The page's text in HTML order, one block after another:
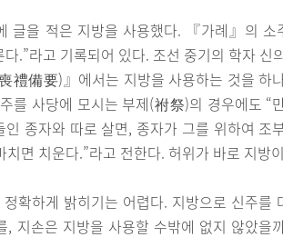
글을 적은 지방을 사용했다. 『가례』의 소
.”라고 기록되어 있다. 조선 중기의 학자 신
禮備要)』에서는 지방을 사용하는 것을 하
를 사당에 모시는 부제(祔祭)의 경우에도 “
종자와 따로 살면, 종자가 그를 위하여 조
면 치운다.”라고 전한다. 허위가 바로 지방
확하게 밝히기는 어렵다. 지방으로 신주를
지손은 지방을 사용할 수밖에 없지 않았을